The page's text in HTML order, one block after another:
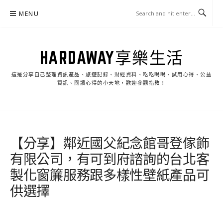
MENU
HARDAWAY享樂生活
這是分享自己整理資訊產品、旅遊記錄、財經資料、吃吃喝喝、試用心得、公益
資訊、閱讀心得的小天地，歡迎參觀指教！
【分享】鄰近國父紀念館哥登傢飾
有限公司，有可到府諮詢的台北客
製化窗簾服務跟多樣性壁紙產品可
供選擇